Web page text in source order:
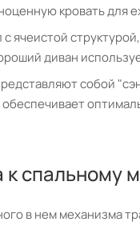
кровать для
диван
собой
спальному
в нем механизма